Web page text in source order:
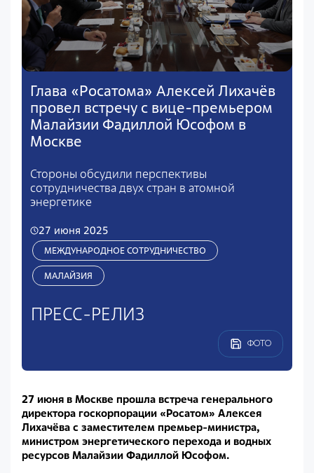
Глава «Росатома» Алексей Лихачёв
провел встречу с вице-премьером
Малайзии Фадиллой Юсофом в
Москве
Стороны обсудили перспективы
сотрудничества двух стран в атомной
энергетике
27 июня 2025
МЕЖДУНАРОДНОЕ СОТРУДНИЧЕСТВО
МАЛАЙЗИЯ
ПРЕСС-РЕЛИЗ
ФОТО
27 июня в Москве прошла встреча генерального
директора госкорпорации «Росатом» Алексея
Лихачёва с заместителем премьер-министра,
министром энергетического перехода и водных
ресурсов Малайзии Фадиллой Юсофом.